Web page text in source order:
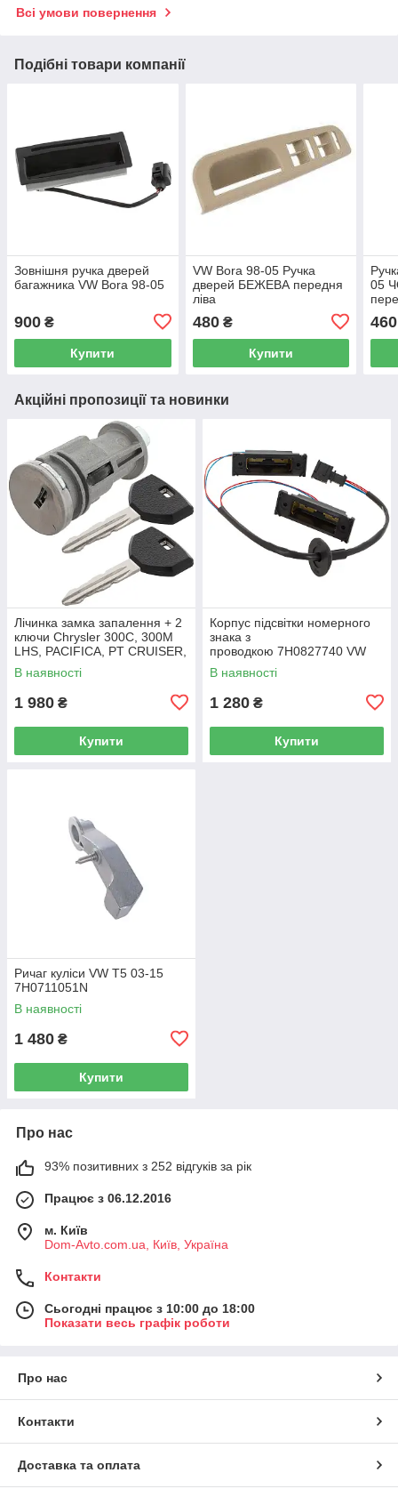
Всі умови повернення
Подібні товари компанії
Зовнішня ручка дверей
багажника VW Bora 98-05
900 ₴
Купити
VW Bora 98-05 Ручка
дверей БЕЖЕВА передня
ліва
480₴
Купити
05
460
Акційні пропозиції та новинки
Лічинка замка запалення + 2
ключи Chrysler 300C, 300M
LHS, PACIFICA, PT CRUISER,
SEBRING 5003843AB
В наявності
1 980 ₴
Купити
Корпус підсвітки номерного
знака з
проводкою 7H0827740 VW
Caddy III (2K) 2004-2015
/ Caddy IV (SA) 2016-
В наявності
1 280 ₴
Купити
Ричаг куліси VW T5 03-15
7H0711051N
В наявності
1 480 ₴
Купити
Про нас
93% позитивних з 252 відгуків за рік
Працює з 06.12.2016
м. Київ
Dom-Avto.com.ua, Київ, Україна
Контакти
Сьогодні працює з 10:00 до 18:00
Показати весь графік роботи
Про нас
Контакти
Доставка та оплата